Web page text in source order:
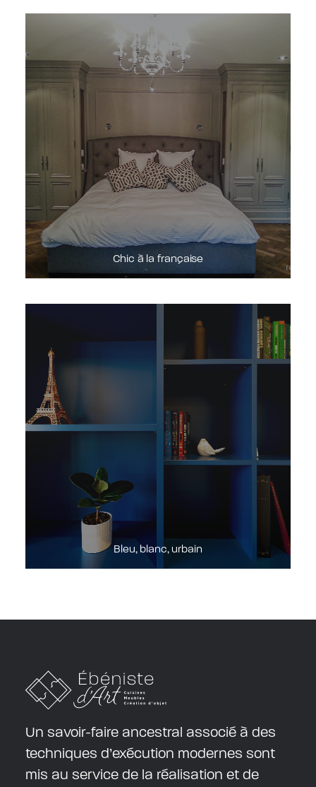
Chic à la française
Bleu, blanc, urbain
Un savoir-faire ancestral associé à des
techniques d’exécution modernes sont
mis au service de la réalisation et de